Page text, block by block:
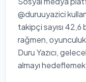
@duruuyazici
takipçi sayısı 42,6
rağmen,
Duru Yazıcı,
almayı